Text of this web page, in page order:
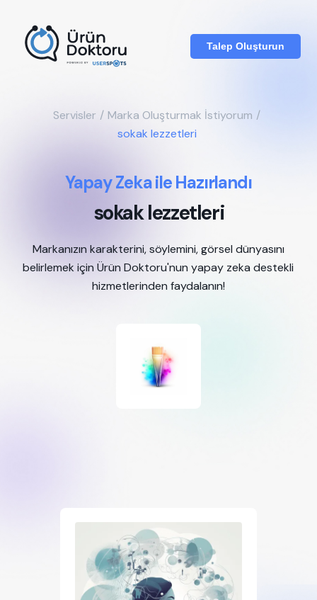
Talep Oluşturun
Servisler / Marka Oluşturmak İstiyorum /
sokak lezzetleri
Yapay Zeka ile Hazırlandı
sokak lezzetleri
Markanızın karakterini, söylemini, görsel dünyasını
belirlemek için Ürün Doktoru'nun yapay zeka destekli
hizmetlerinden faydalanın!